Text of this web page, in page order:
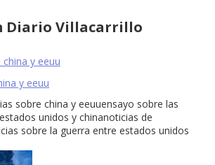
Diario Villacarrillo
y eeuu
sobre china y eeuuensayo sobre las
unidos y chinanoticias de
sobre la guerra entre estados unidos